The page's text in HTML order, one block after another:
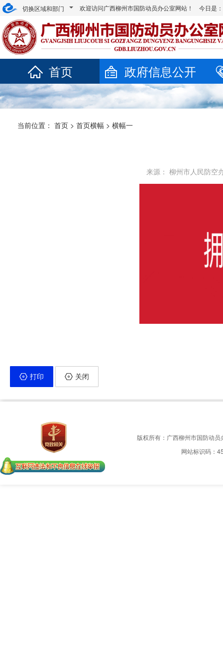
切换区域和部门 欢迎访问广西柳州市国防动员办公室网站！ 今日是
首页 政府信息公开
当前位置： 首页 > 首页横幅 > 横幅一
来源： 柳州市人民防
打印 关闭
版权所有：广西柳州市国防动
网站标识码：